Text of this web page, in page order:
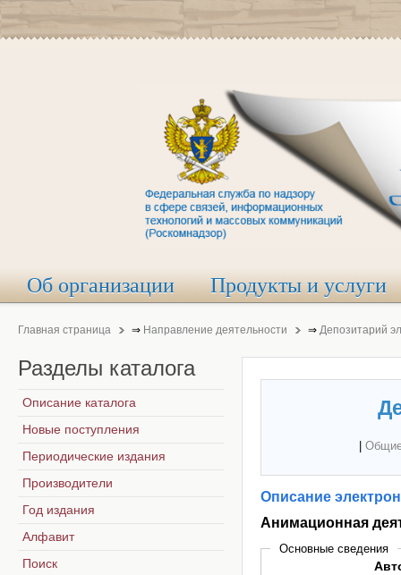
Об организации Продукты и услуги
Главная страница ⇒ Направление деятельности ⇒ Депозитарий
Описание
Анимационная
Основные сведения
Разделы каталога
Описание каталога
Новые поступления
Периодические издания
Производители
Год издания
Алфавит
Поиск